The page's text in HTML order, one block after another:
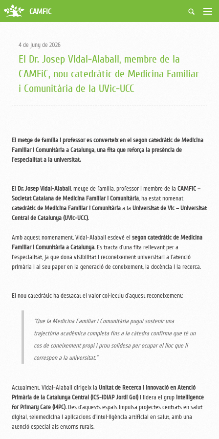
Qui som
Activitats
Borsa de treball
Ciutadans
CAMFiC
4 de juny de 2026
El Dr. Josep Vidal-Alaball, membre de la
CAMFiC, nou catedràtic de Medicina Familiar
i Comunitària de la UVic-UCC
El metge de família i professor es converteix en el segon catedràtic de Medicina
Familiar i Comunitària a Catalunya, una fita que reforça la presència de
l’especialitat a la universitat.
El Dr. Josep Vidal-Alaball, metge de família, professor i membre de la CAMFiC –
Societat Catalana de Medicina Familiar i Comunitària, ha estat nomenat
catedràtic de Medicina Familiar i Comunitàriaa la Universitat de Vic – Universitat
Central de Catalunya (UVic-UCC).
Amb aquest nomenament, Vidal-Alaball esdevé el segon catedràtic de Medicina
Familiar i Comunitària a Catalunya. Es tracta d’una fita rellevant per a
l’especialitat, ja que dona visibilitat i reconeixement universitari a l’atenció
primària i al seu paper en la generació de coneixement, la docència i la recerca.
El nou catedràtic ha destacat el valor col·lectiu d’aquest reconeixement:
“Que la Medicina Familiar i Comunitària pugui sostenir una
trajectòria acadèmica completa fins a la càtedra confirma que té un
cos de coneixement propi i prou solidesa per ocupar el lloc que li
correspon a la universitat.”
Actualment, Vidal-Alaball dirigeix la Unitat de Recerca i Innovació en Atenció
Primària de la Catalunya Central (ICS-IDIAP Jordi Gol) i lidera el grup Intelligence
for Primary Care (I4PC). Des d’aquests espais impulsa projectes centrats en salut
digital, telemedicina i aplicacions d’intel·ligència artificial en salut, amb una
atenció especial als entorns rurals.